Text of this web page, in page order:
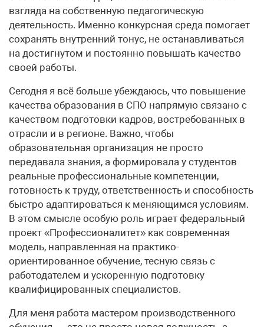
взгляда на собственную педагогическую
деятельность. Именно конкурсная среда помогает
сохранять внутренний тонус, не останавливаться
на достигнутом и постоянно повышать качество
своей работы.
Сегодня я всё больше убеждаюсь, что повышение
качества образования в СПО напрямую связано с
качеством подготовки кадров, востребованных в
отрасли и в регионе. Важно, чтобы
образовательная организация не просто
передавала знания, а формировала у студентов
реальные профессиональные компетенции,
готовность к труду, ответственность и способность
быстро адаптироваться к меняющимся условиям.
В этом смысле особую роль играет федеральный
проект «Профессионалитет» как современная
модель, направленная на практико-
ориентированное обучение, тесную связь с
работодателем и ускоренную подготовку
квалифицированных специалистов.
Для меня работа мастером производственного